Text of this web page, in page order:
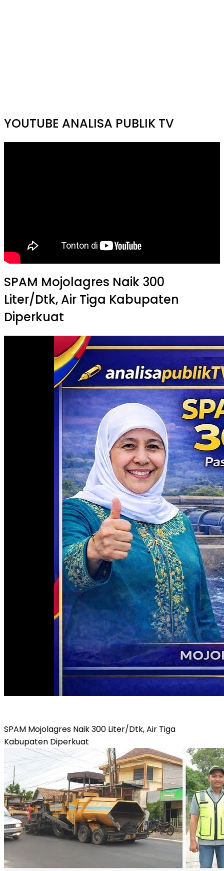
YOUTUBE ANALISA PUBLIK TV
SPAM Mojolagres Naik 300
Liter/Dtk, Air Tiga Kabupaten
Diperkuat
SPAM Mojolagres Naik 300 Liter/Dtk, Air Tiga
Kabupaten Diperkuat